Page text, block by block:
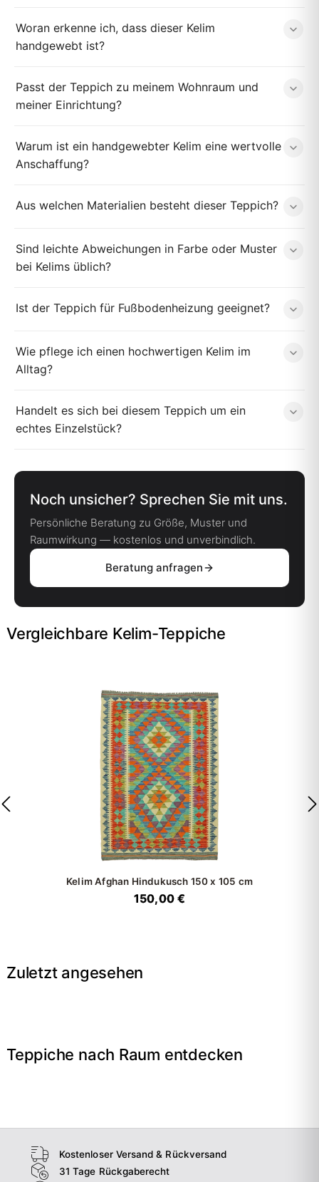
Woran erkenne ich, dass dieser Kelim
handgewebt ist?
Passt der Teppich zu meinem Wohnraum und
meiner Einrichtung?
Warum ist ein handgewebter Kelim eine wertvolle
Anschaffung?
Aus welchen Materialien besteht dieser Teppich?
Sind leichte Abweichungen in Farbe oder Muster
bei Kelims üblich?
Ist der Teppich für Fußbodenheizung geeignet?
Wie pflege ich einen hochwertigen Kelim im
Alltag?
Handelt es sich bei diesem Teppich um ein
echtes Einzelstück?
Noch unsicher? Sprechen Sie mit uns.
Persönliche Beratung zu Größe, Muster und
Raumwirkung — kostenlos und unverbindlich.
Beratung anfragen
Vergleichbare Kelim-Teppiche
Kelim Afghan Hindukusch 150 x 105 cm
150,00 €
Zuletzt angesehen
Teppiche nach Raum entdecken
Wohnzimmer
Kostenloser Versand & Rückversand
31 Tage Rückgaberecht